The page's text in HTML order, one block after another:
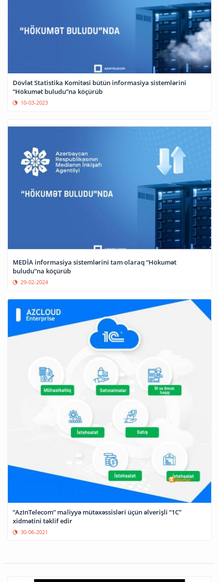
Dövlət Statistika Komitəsi bütün informasiya sistemlərini
“Hökumət buludu”na köçürüb
10-03-2023
MEDİA informasiya sistemlərini tam olaraq “Hökumət
buludu”na köçürüb
29-02-2024
“AzInTelecom” maliyyə mütəxəssisləri üçün əlverişli “1C”
xidmətini təklif edir
30-06-2021